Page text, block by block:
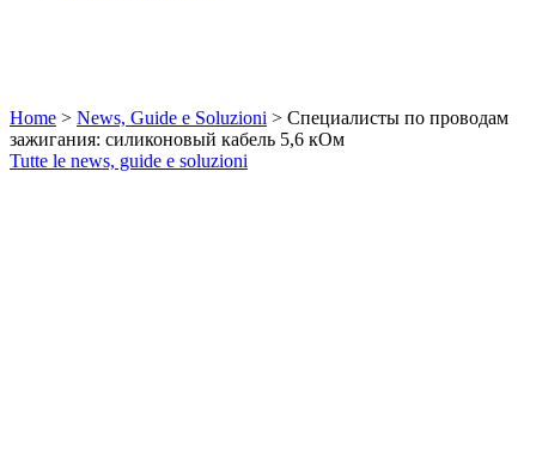
Home > News, Guide e Soluzioni > Специалисты по проводам
зажигания: силиконовый кабель 5,6 кОм
Tutte le news, guide e soluzioni